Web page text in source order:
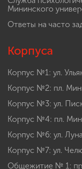
Мининского
Ответы на часто
Корпуса
Корпус №1: ул.
Корпус №2: пл.
Корпус №3: ул.
Корпус №4: пл.
Корпус №6: ул.
Корпус №7: ул.
Общежитие № 1: пр.